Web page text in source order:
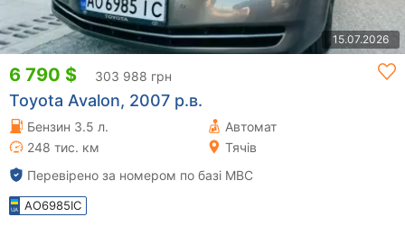
15.07.2026
6 790 $ 303 988 грн
Toyota Avalon, 2007 р.в.
Бензин 3.5 л.
Автомат
248 тис. км
Тячів
Перевірено за номером по базі МВС
AO6985IC